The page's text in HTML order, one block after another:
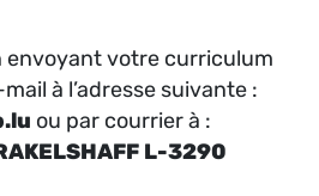
envoyant votre curriculum
à l’adresse suivante :
ou par courrier à :
L-3290